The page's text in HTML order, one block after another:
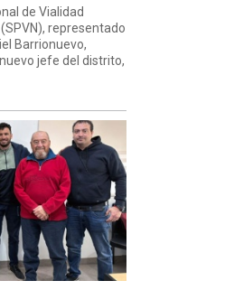
de Vialidad
representado
Barrionuevo,
jefe del distrito,